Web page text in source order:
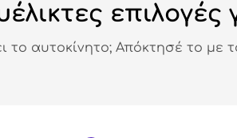
επιλογές
το αυτοκίνητο; Απόκτησέ το με